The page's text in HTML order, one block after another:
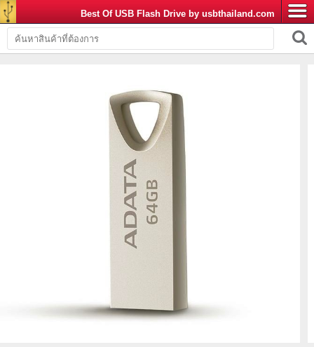
Best Of USB Flash Drive by usbthailand.com